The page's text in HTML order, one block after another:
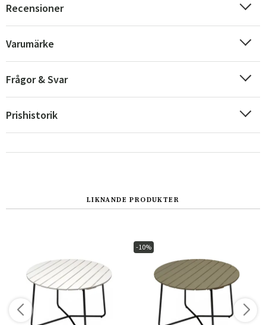
Suomi
Recensioner
Varumärke
Frågor & Svar
Prishistorik
LIKNANDE PRODUKTER
-10%